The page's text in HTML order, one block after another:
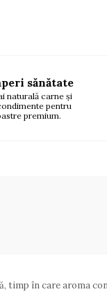
sănătate
naturală carne și
pentru
premium.
timp în care aroma